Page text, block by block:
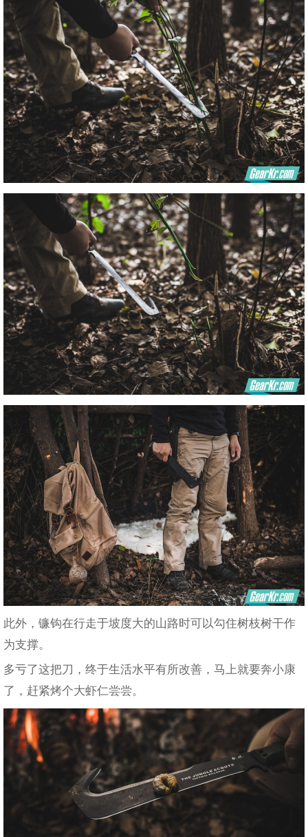
此外，镰钩在行走于坡度大的山路时可以勾住树枝树干作
为支撑。
多亏了这把刀，终于生活水平有所改善，马上就要奔小康
了，赶紧烤个大虾仁尝尝。